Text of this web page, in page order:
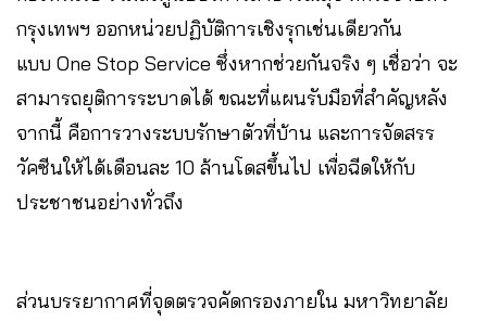
กรุงเทพฯ ออกหน่วยปฏิบัติการเชิงรุกเช่นเดียวกัน
แบบ One Stop Service ซึ่งหากช่วยกันจริง ๆ เชื่อว่า จะ
สามารถยุติการระบาดได้ ขณะที่แผนรับมือที่สำคัญหลัง
จากนี้ คือการวางระบบรักษาตัวที่บ้าน และการจัดสรร
วัคซีนให้ได้เดือนละ 10 ล้านโดสขึ้นไป เพื่อฉีดให้กับ
ประชาชนอย่างทั่วถึง
ส่วนบรรยากาศที่จุดตรวจคัดกรองภายใน มหาวิทยาลัย